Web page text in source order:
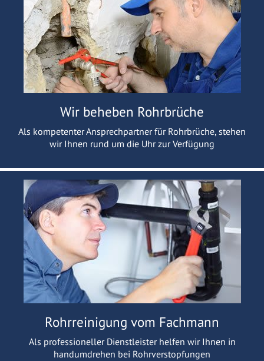
Wir beheben Rohrbrüche
Als kompetenter Ansprechpartner für Rohrbrüche, stehen
wir Ihnen rund um die Uhr zur Verfügung
Rohrreinigung vom Fachmann
Als professioneller Dienstleister helfen wir Ihnen in
handumdrehen bei Rohrverstopfungen